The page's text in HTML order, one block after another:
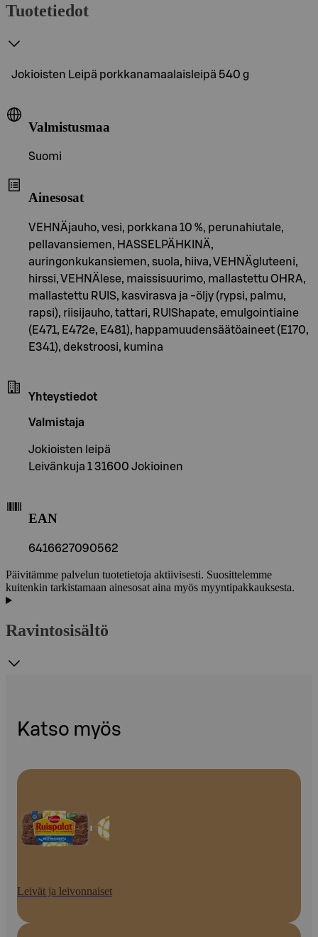
Tuotetiedot
Jokioisten Leipä porkkanamaalaisleipä 540 g
Valmistusmaa
Suomi
Ainesosat
VEHNÄjauho, vesi, porkkana 10 %, perunahiutale,
pellavansiemen, HASSELPÄHKINÄ,
auringonkukansiemen, suola, hiiva, VEHNÄgluteeni,
hirssi, VEHNÄlese, maissisuurimo, mallastettu OHRA,
mallastettu RUIS, kasvirasva ja -öljy (rypsi, palmu,
rapsi), riisijauho, tattari, RUIShapate, emulgointiaine
(E471, E472e, E481), happamuudensäätöaineet (E170,
E341), dekstroosi, kumina
Yhteystiedot
Valmistaja
Jokioisten leipä
Leivänkuja 1 31600 Jokioinen
EAN
6416627090562
Päivitämme palvelun tuotetietoja aktiivisesti. Suosittelemme
kuitenkin tarkistamaan ainesosat aina myös myyntipakkauksesta.
Ravintosisältö
Katso myös
Leivät ja leivonnaiset